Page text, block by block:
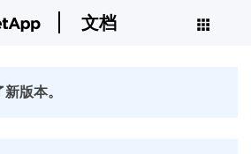
文档
版本。